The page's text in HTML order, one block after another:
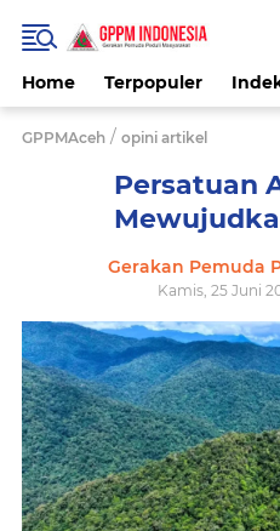
Home Terpopuler
GPPMAceh / opini artikel
Persatuan
Gerakan Pemuda
Kamis, 25 Juni